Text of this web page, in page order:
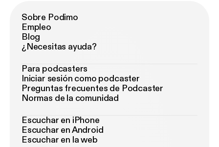
Sobre Podimo
Empleo
Blog
¿Necesitas ayuda?
Para podcasters
Iniciar sesión como podcaster
Preguntas frecuentes de Podcaster
Normas de la comunidad
Escuchar en iPhone
Escuchar en Android
Escuchar en la web